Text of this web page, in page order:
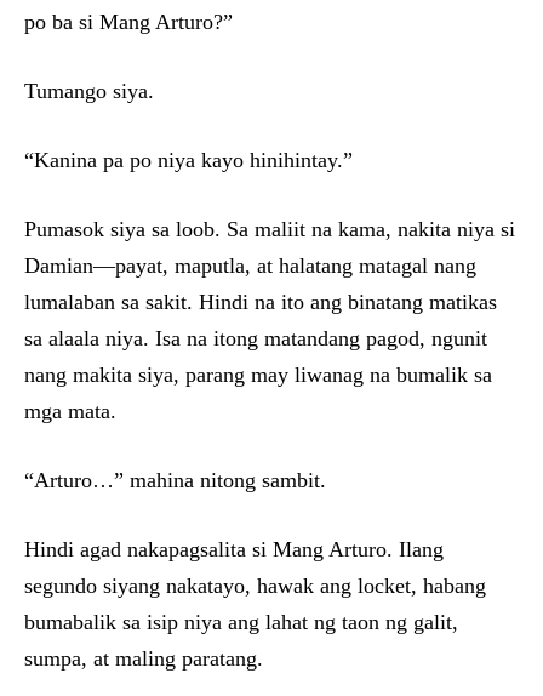
po ba si Mang Arturo?”
Tumango siya.
“Kanina pa po niya kayo hinihintay.”
Pumasok siya sa loob. Sa maliit na kama, nakita niya si
Damian—payat, maputla, at halatang matagal nang
lumalaban sa sakit. Hindi na ito ang binatang matikas
sa alaala niya. Isa na itong matandang pagod, ngunit
nang makita siya, parang may liwanag na bumalik sa
mga mata.
“Arturo…” mahina nitong sambit.
Hindi agad nakapagsalita si Mang Arturo. Ilang
segundo siyang nakatayo, hawak ang locket, habang
bumabalik sa isip niya ang lahat ng taon ng galit,
sumpa, at maling paratang.